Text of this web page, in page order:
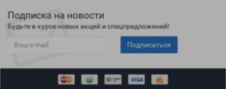
Подписка на новости
Будьте в курсе новых акций и спецпредложений!
Подписаться